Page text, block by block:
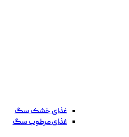
غذای خشک سگ
غذای مرطوب سگ